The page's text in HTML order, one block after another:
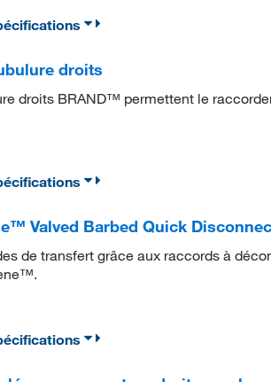
droits
droits BRAND™ permettent le
Valved Barbed Quick
de transfert grâce aux raccords à